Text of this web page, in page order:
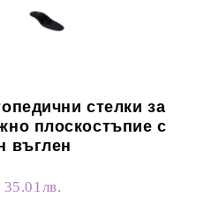
стелки за
плоскостъпие с
въглен
35.01лв.